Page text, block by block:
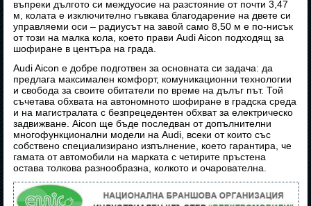
въпреки дългото си междуосие на разстояние от почти 3,47
м, колата е изключително гъвкава благодарение на двете си
управляеми оси – радиусът на завой само 8,50 м е по-нисък
от този на малка кола, което прави Audi Aicon подходящ за
шофиране в центъра на града.
Audi Aicon е добре подготвен за основната си задача: да
предлага максимален комфорт, комуникационни технологии
и свобода за своите обитатели по време на дълъг път. Той
съчетава обхвата на автономното шофиране в градска среда
и на магистралата с безпрецедентен обхват за електрическо
задвижване. Aicon ще бъде последван от допълнителни
многофункционални модели на Audi, всеки от които със
собствено специализирано изпълнение, което гарантира, че
гамата от автомобили на марката с четирите пръстена
остава толкова разнообразна, колкото и очарователна.